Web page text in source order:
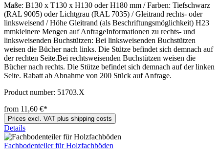
Maße: B130 x T130 x H130 oder H180 mm / Farben: Tiefschwarz
(RAL 9005) oder Lichtgrau (RAL 7035) / Gleitrand rechts- oder
linksweisend / Höhe Gleitrand (als Beschriftungsmöglichkeit) H23
mmkleinere Mengen auf AnfrageInformationen zu rechts- und
linksweisenden Buchstützen: Bei linksweisenden Buchstützen
weisen die Bücher nach links. Die Stütze befindet sich demnach auf
der rechten Seite.Bei rechtsweisenden Buchstützen weisen die
Bücher nach rechts. Die Stütze befindet sich demnach auf der linken
Seite. Rabatt ab Abnahme von 200 Stück auf Anfrage.
Product number: 51703.X
from 11,60 €*
Prices excl. VAT plus shipping costs
Details
Fachbodenteiler für Holzfachböden